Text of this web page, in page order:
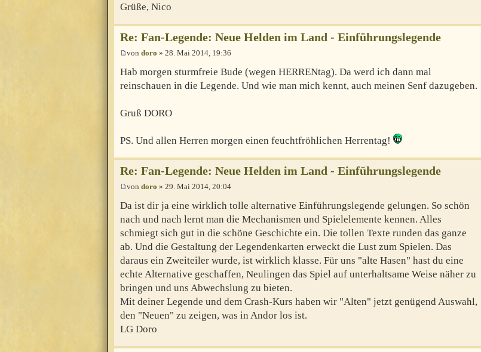
Grüße, Nico
Re: Fan-Legende: Neue Helden im Land - Einführungslegende
von doro » 28. Mai 2014, 19:36
Hab morgen sturmfreie Bude (wegen HERRENtag). Da werd ich dann mal
reinschauen in die Legende. Und wie man mich kennt, auch meinen Senf dazugeben.
Gruß DORO
PS. Und allen Herren morgen einen feuchtfröhlichen Herrentag!
Re: Fan-Legende: Neue Helden im Land - Einführungslegende
von doro » 29. Mai 2014, 20:04
Da ist dir ja eine wirklich tolle alternative Einführungslegende gelungen. So schön
nach und nach lernt man die Mechanismen und Spielelemente kennen. Alles
schmiegt sich gut in die schöne Geschichte ein. Die tollen Texte runden das ganze
ab. Und die Gestaltung der Legendenkarten erweckt die Lust zum Spielen. Das
daraus ein Zweiteiler wurde, ist wirklich klasse. Für uns "alte Hasen" hast du eine
echte Alternative geschaffen, Neulingen das Spiel auf unterhaltsame Weise näher zu
bringen und uns Abwechslung zu bieten.
Mit deiner Legende und dem Crash-Kurs haben wir "Alten" jetzt genügend Auswahl,
den "Neuen" zu zeigen, was in Andor los ist.
LG Doro